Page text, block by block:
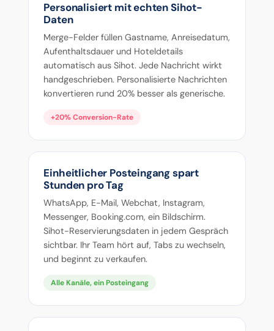
Personalisiert mit echten Sihot-
Daten
Merge-Felder füllen Gastname, Anreisedatum,
Aufenthaltsdauer und Hoteldetails
automatisch aus Sihot. Jede Nachricht wirkt
handgeschrieben. Personalisierte Nachrichten
konvertieren rund 20% besser als generische.
+20% Conversion-Rate
Einheitlicher Posteingang spart
Stunden pro Tag
WhatsApp, E-Mail, Webchat, Instagram,
Messenger, Booking.com, ein Bildschirm.
Sihot-Reservierungsdaten in jedem Gespräch
sichtbar. Ihr Team hört auf, Tabs zu wechseln,
und beginnt zu verkaufen.
Alle Kanäle, ein Posteingang